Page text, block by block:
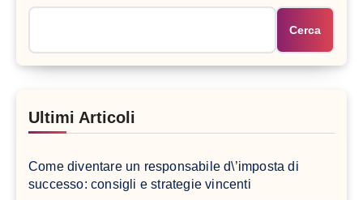
Cerca
Ultimi Articoli
Come diventare un responsabile d\’imposta di
successo: consigli e strategie vincenti